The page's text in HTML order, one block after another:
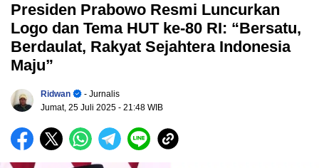
Presiden Prabowo Resmi Luncurkan
Logo dan Tema HUT ke-80 RI: “Bersatu,
Berdaulat, Rakyat Sejahtera Indonesia
Maju”
Ridwan
- Jurnalis
Jumat, 25 Juli 2025 - 21:48 WIB